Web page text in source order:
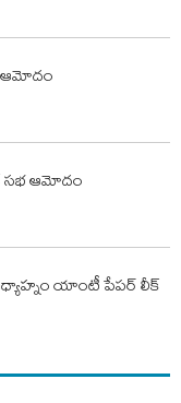
ఆమోదం
సభ ఆమోదం
యాంటీ పేపర్ లీక్